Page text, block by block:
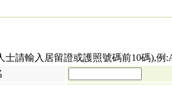
士請輸入居留證或護照號碼前10碼),例